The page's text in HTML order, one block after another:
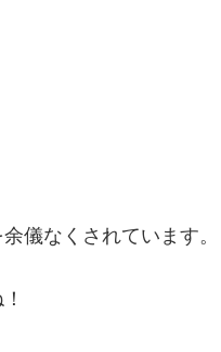
儀なくされています。